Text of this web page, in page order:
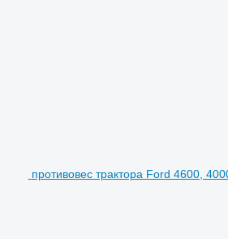
противовес трактора Ford 4600,